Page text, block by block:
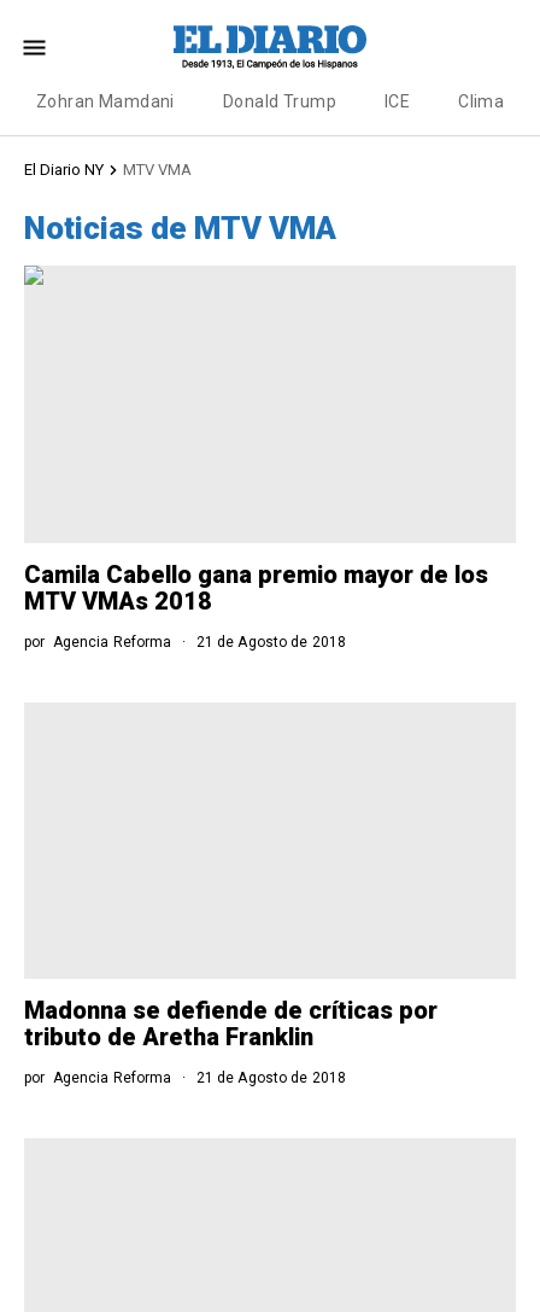
Zohran Mamdani Donald Trump ICE Clima
El Diario NY MTV VMA
Noticias de MTV VMA
Camila Cabello gana premio mayor de los
MTV VMAs 2018
por Agencia Reforma 21 de Agosto de 2018
Madonna se defiende de críticas por
tributo de Aretha Franklin
por Agencia Reforma 21 de Agosto de 2018